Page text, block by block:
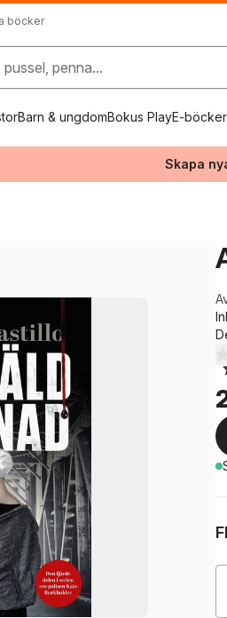
böcker
penna...
Barn & ungdomBokus PlayE-böcker
Skapa